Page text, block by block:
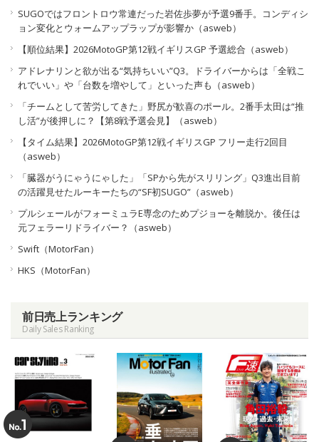
SUGOではフロントロウ常連だった岩佐歩夢が予選9番手。コンディシ
ョン変化とウォームアップラップが影響か（asweb）
【順位結果】2026MotoGP第12戦イギリスGP 予選総合（asweb）
アドレナリンと欲が出る“気持ちいい”Q3。ドライバーからは「全戦こ
れでいい」や「台数を増やして」といった声も（asweb）
「チームとして苦労してきた」野尻が歓喜のポール。2番手太田は“推
し活”が後押しに？【第8戦予選会見】（asweb）
【タイム結果】2026MotoGP第12戦イギリスGP フリー走行2回目
（asweb）
「臓器がうにゃうにゃした」「SPから先がスリリング」Q3進出目前
の活躍見せたルーキーたちの“SF初SUGO”（asweb）
プルシェールがフォーミュラE専念のためプジョーを離脱か。後任は
元フェラーリドライバー？（asweb）
Swift（MotorFan）
HKS（MotorFan）
前日売上ランキング
Daily Sales Ranking